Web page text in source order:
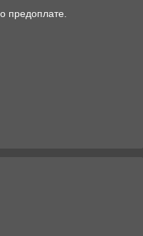
предоплате.